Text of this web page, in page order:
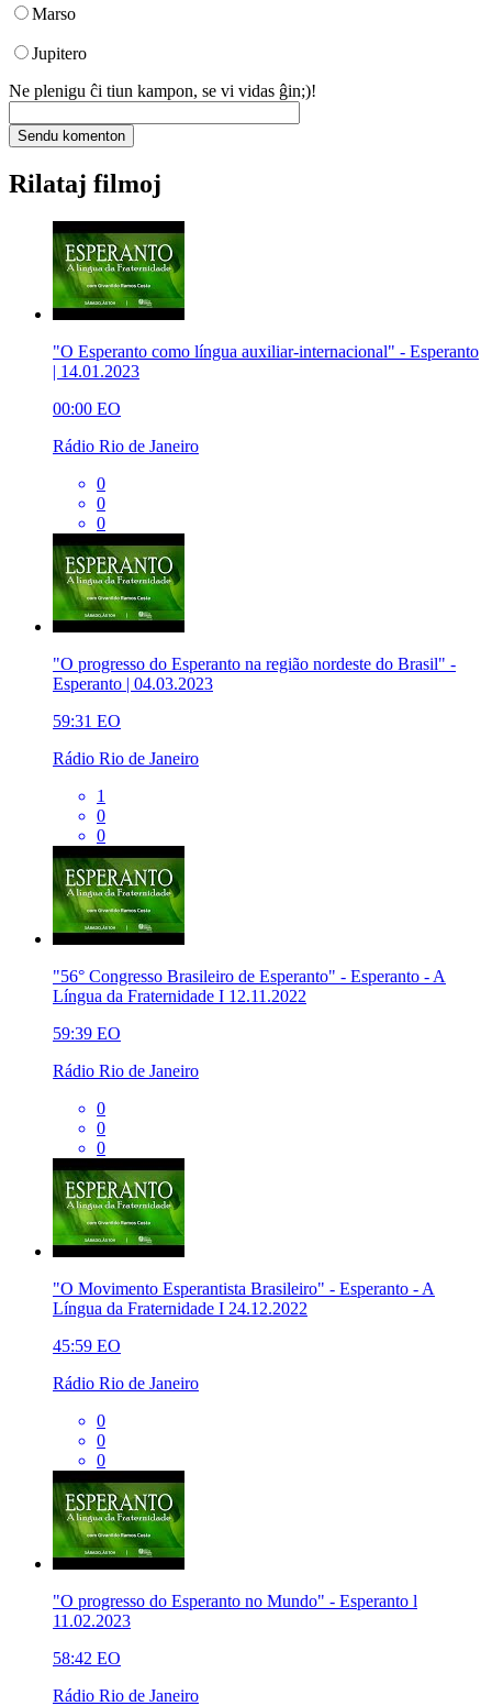
Marso
Jupitero
Ne plenigu ĉi tiun kampon, se vi vidas ĝin;)!
Rilataj filmoj
"O Esperanto como língua auxiliar-internacional" - Esperanto
| 14.01.2023
00:00 EO
Rádio Rio de Janeiro
0
0
0
"O progresso do Esperanto na região nordeste do Brasil" -
Esperanto | 04.03.2023
59:31 EO
Rádio Rio de Janeiro
1
0
0
"56° Congresso Brasileiro de Esperanto" - Esperanto - A
Língua da Fraternidade I 12.11.2022
59:39 EO
Rádio Rio de Janeiro
0
0
0
"O Movimento Esperantista Brasileiro" - Esperanto - A
Língua da Fraternidade I 24.12.2022
45:59 EO
Rádio Rio de Janeiro
0
0
0
"O progresso do Esperanto no Mundo" - Esperanto l
11.02.2023
58:42 EO
Rádio Rio de Janeiro